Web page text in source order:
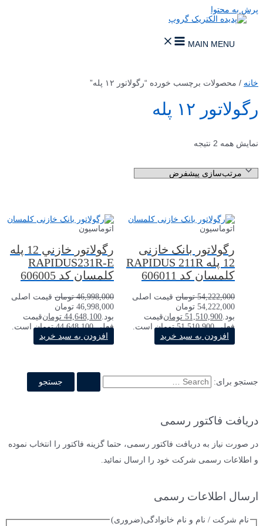
پرش به محتوا
MAIN MENU
جستجو برای:
دریافت فاکتور رسمی
در صورت نیاز به دریافت فاکتور رسمی، حتما گزینه فاکتور را انتخاب نموده
و اطلاعات رسمی شرکت خود را ارسال نمائید.
ارسال اطلاعات رسمی
نام شرکت / نام و نام خانوادگی(ضروری)
خانه / محصولات برچسب خورده “رگولاتور ۱۲ پله”
رگولاتور ۱۲ پله
نمایش همه 2 نتیجه
اتوماسیون
رگولاتور بانک خازنی
12 پله RAPIDUS 211R
کلمسان کد 606011
54,222,000 تومان قیمت اصلی
54,222,000 تومان
بود. 51,510,900 تومانقیمت
فعلی 51,510,900 تومان است.
افزودن به سبد خرید
اتوماسیون
رگولاتور خازني 12 پله
RAPIDUS231R-E
کلمسان کد 606005
46,998,000 تومان قیمت اصلی
46,998,000 تومان
بود. 44,648,100 تومانقیمت
فعلی 44,648,100 تومان است.
افزودن به سبد خرید